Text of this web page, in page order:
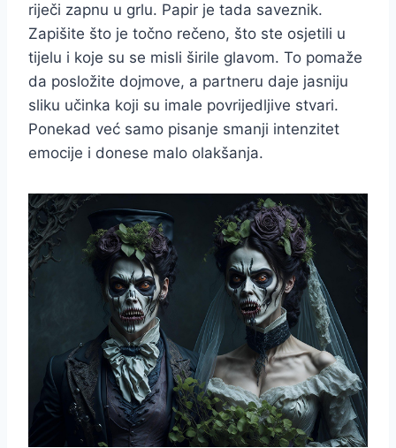
riječi zapnu u grlu. Papir je tada saveznik.
Zapišite što je točno rečeno, što ste osjetili u
tijelu i koje su se misli širile glavom. To pomaže
da posložite dojmove, a partneru daje jasniju
sliku učinka koji su imale povrijedljive stvari.
Ponekad već samo pisanje smanji intenzitet
emocije i donese malo olakšanja.